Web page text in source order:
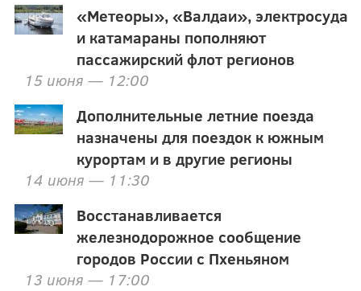
«Метеоры», «Валдаи», электросуда
и катамараны пополняют
пассажирский флот регионов
15 июня — 12:00
Дополнительные летние поезда
назначены для поездок к южным
курортам и в другие регионы
14 июня — 11:30
Восстанавливается
железнодорожное сообщение
городов России с Пхеньяном
13 июня — 17:00